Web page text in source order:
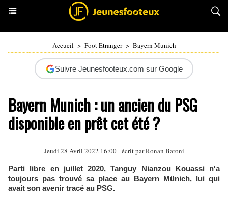
Accueil > Foot Etranger > Bayern Munich
Suivre Jeunesfooteux.com sur Google
Bayern Munich : un ancien du PSG
disponible en prêt cet été ?
Jeudi 28 Avril 2022 16:00 - écrit parRonan Baroni
Parti libre en juillet 2020, Tanguy Nianzou Kouassi n'a
toujours pas trouvé sa place au Bayern Münich, lui qui
avait son avenir tracé au PSG.